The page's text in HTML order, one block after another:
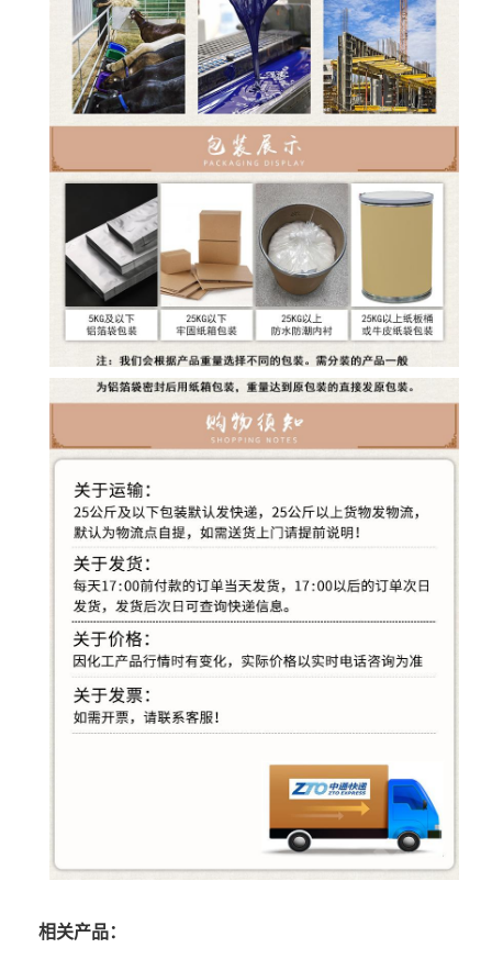
相关产品：